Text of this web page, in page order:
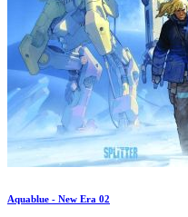
Aquablue - New Era 02